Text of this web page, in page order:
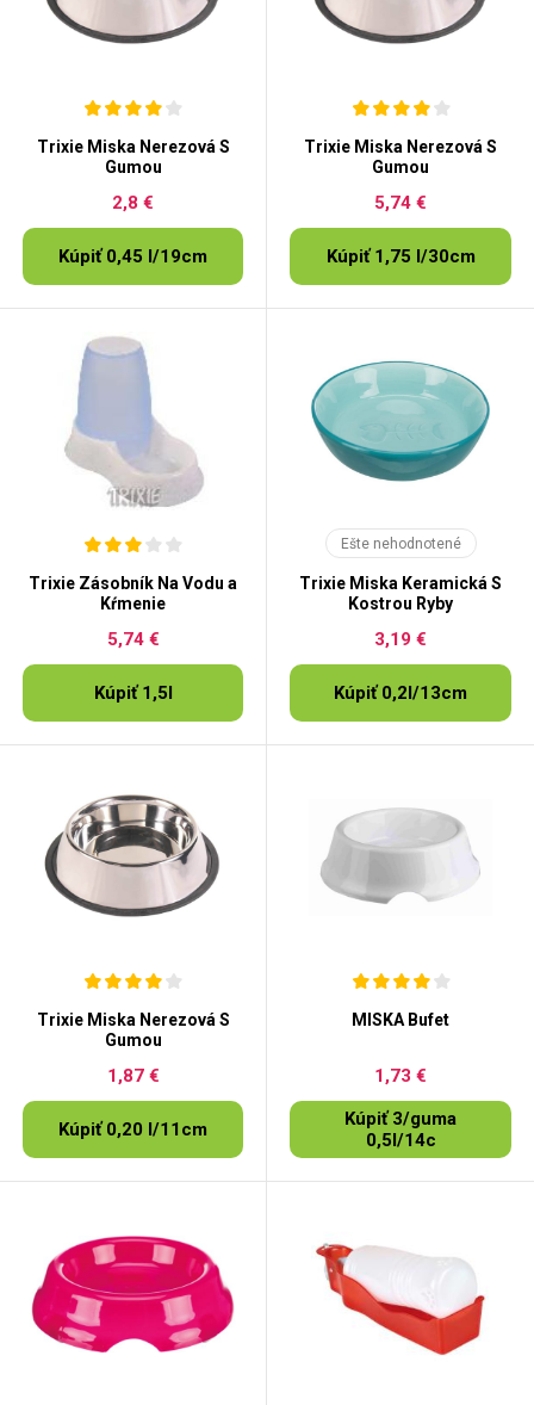
Trixie Miska Nerezová S
Gumou
2,8 €
Kúpiť 0,45 l/19cm
Trixie Miska Nerezová S
Gumou
5,74 €
Kúpiť 1,75 l/30cm
Trixie Zásobník Na Vodu a
Kŕmenie
5,74 €
Kúpiť 1,5l
Ešte nehodnotené
Trixie Miska Keramická S
Kostrou Ryby
3,19 €
Kúpiť 0,2l/13cm
Trixie Miska Nerezová S
Gumou
1,87 €
Kúpiť 0,20 l/11cm
MISKA Bufet
1,73 €
Kúpiť 3/guma
0,5l/14c